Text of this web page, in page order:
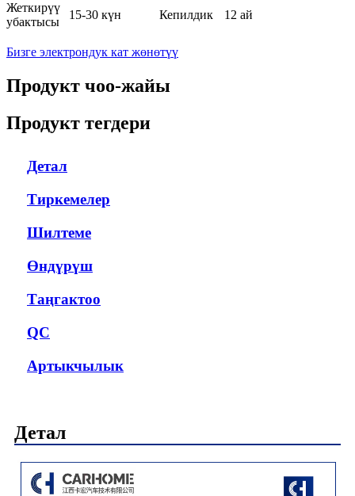
Жеткирүү
убактысы
15-30 күн Кепилдик 12 ай
Бизге электрондук кат жөнөтүү
Продукт чоо-жайы
Продукт тегдери
Детал
Тиркемелер
Шилтеме
Өндүрүш
Таңгактоо
QC
Артыкчылык
Детал